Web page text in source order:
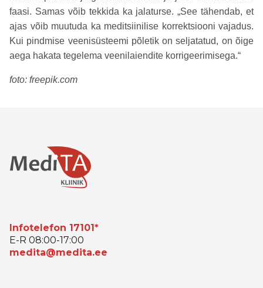
faasi. Samas võib tekkida ka jalaturse. „See tähendab, et
ajas võib muutuda ka meditsiinilise korrektsiooni vajadus.
Kui pindmise veenisüsteemi põletik on seljatatud, on õige
aega hakata tegelema veenilaiendite korrigeerimisega.“
foto: freepik.com
Infotelefon 17101*
E-R 08:00-17:00
medita@medita.ee